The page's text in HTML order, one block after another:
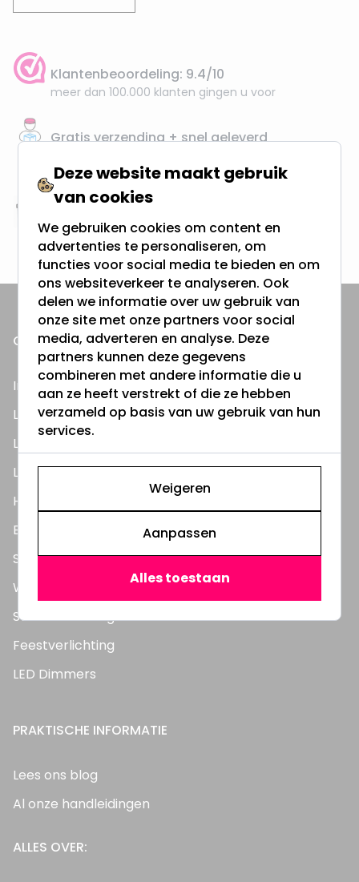
Klantenbeoordeling: 9.4/10
meer dan 100.000 klanten gingen u voor
Gratis verzending + snel geleverd
& 100 dagen recht op retour
3000m2 - 60.000+ Producten
ONZE PRODUCTEN
Inbouwspots
LED Lampen
LED TL Buizen
LED Panelen
Highbay's / Ufo's
Bouwlampen
Straatlampen
Wandlampen
Solar verlichting
Feestverlichting
LED Dimmers
PRAKTISCHE INFORMATIE
Lees ons blog
Al onze handleidingen
ALLES OVER:
Deze website maakt gebruik
van cookies
We gebruiken cookies om content en
advertenties te personaliseren, om
functies voor social media te bieden en om
ons websiteverkeer te analyseren. Ook
delen we informatie over uw gebruik van
onze site met onze partners voor social
media, adverteren en analyse. Deze
partners kunnen deze gegevens
combineren met andere informatie die u
aan ze heeft verstrekt of die ze hebben
verzameld op basis van uw gebruik van hun
services.
Weigeren
Aanpassen
Alles toestaan